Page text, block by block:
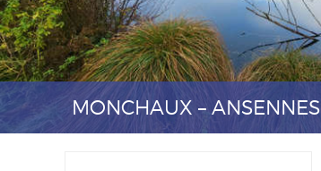
MONCHAUX – ANSENNES